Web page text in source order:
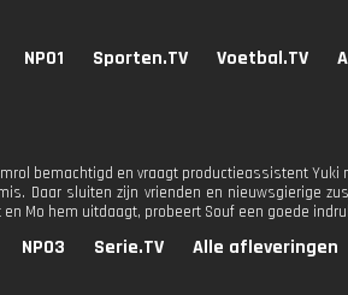
NPO1 Sporten.TV Voetbal.TV
bemachtigd en vraagt productieassistent
Daar sluiten zijn vrienden en nieuwsgierige
Mo hem uitdaagt, probeert Souf een goede
NPO3 Serie.TV Alle afleveringen